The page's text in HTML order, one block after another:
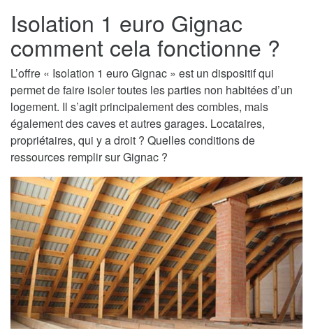
Isolation 1 euro Gignac
comment cela fonctionne ?
L’offre « Isolation 1 euro Gignac » est un dispositif qui
permet de faire isoler toutes les parties non habitées d’un
logement. Il s’agit principalement des combles, mais
également des caves et autres garages. Locataires,
propriétaires, qui y a droit ? Quelles conditions de
ressources remplir sur Gignac ?